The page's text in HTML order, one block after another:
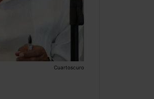
Cuartoscuro